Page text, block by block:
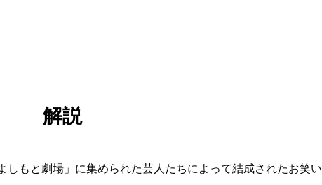
解説
しもと劇場」に集められた芸人たちによって結成されたお笑い